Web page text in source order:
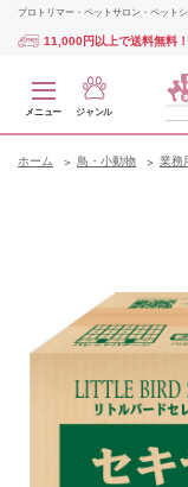
プロトリマー・ペットサロン・ペット
11,000円以上で送料無料！
メニュー ジャンル
ホーム 鳥・小動物 業務